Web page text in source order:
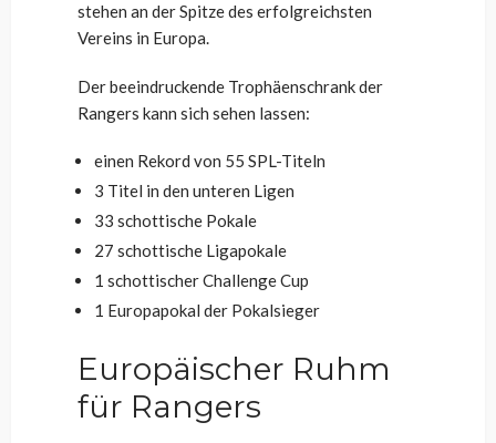
stehen an der Spitze des erfolgreichsten
Vereins in Europa.
Der beeindruckende Trophäenschrank der
Rangers kann sich sehen lassen:
einen Rekord von 55 SPL-Titeln
3 Titel in den unteren Ligen
33 schottische Pokale
27 schottische Ligapokale
1 schottischer Challenge Cup
1 Europapokal der Pokalsieger
Europäischer Ruhm
für Rangers